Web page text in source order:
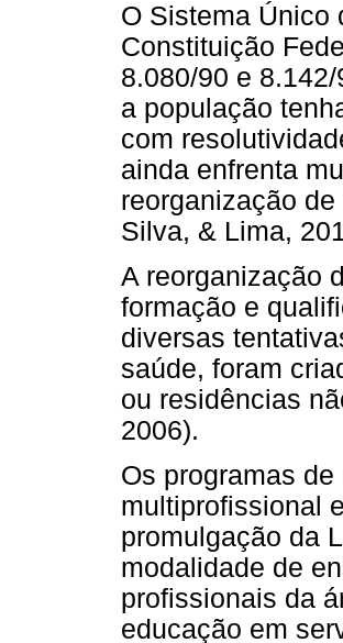
O Sistema Único
Constituição
8.080/90 e
a população
com
ainda enfrenta
reorganização
Silva, & Lima,
A reorganização
formação e
diversas
saúde, foram
ou residências
2006).
Os programas
multiprofissional
promulgação da
modalidade de
profissionais da
educação em